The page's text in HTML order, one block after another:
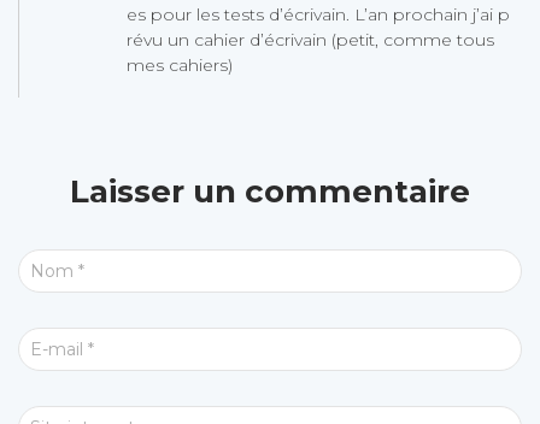
es pour les tests d’écrivain. L’an prochain j’ai p
révu un cahier d’écrivain (petit, comme tous
mes cahiers)
Laisser un commentaire
Nom *
E-mail *